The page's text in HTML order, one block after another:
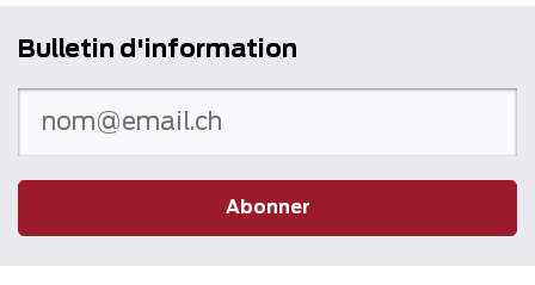
Bulletin d'information
Abonner